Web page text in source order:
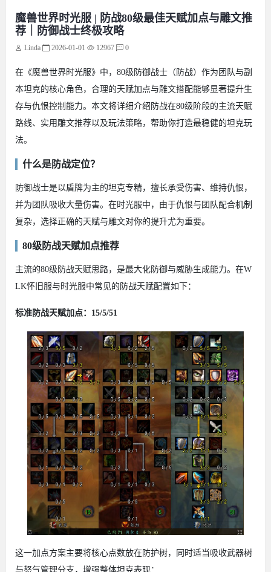
魔兽世界时光服 | 防战80级最佳天赋加点与雕文推
荐｜防御战士终极攻略
Linda 2026-01-01 12967 0
在《魔兽世界时光服》中，80级防御战士（防战）作为团队与副
本坦克的核心角色，合理的天赋加点与雕文搭配能够显著提升生
存与仇恨控制能力。本文将详细介绍防战在80级阶段的主流天赋
路线、实用雕文推荐以及玩法策略，帮助你打造最稳健的坦克玩
法。
什么是防战定位？
防御战士是以盾牌为主的坦克专精，擅长承受伤害、维持仇恨，
并为团队吸收大量伤害。在时光服中，由于仇恨与团队配合机制
复杂，选择正确的天赋与雕文对你的提升尤为重要。
80级防战天赋加点推荐
主流的80级防战天赋思路，是最大化防御与威胁生成能力。在W
LK怀旧服与时光服中常见的防战天赋配置如下：
标准防战天赋加点：15/5/51
这一加点方案主要将核心点数放在防护树，同时适当吸收武器树
与怒气管理分支，增强整体坦克表现：